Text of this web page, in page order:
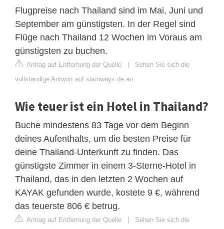
Flugpreise nach Thailand sind im Mai, Juni und
September am günstigsten. In der Regel sind
Flüge nach Thailand 12 Wochen im Voraus am
günstigsten zu buchen.
Antrag auf Entfernung der Quelle | Sehen Sie sich die
vollständige Antwort auf siamways.de an
Wie teuer ist ein Hotel in Thailand?
Buche mindestens 83 Tage vor dem Beginn
deines Aufenthalts, um die besten Preise für
deine Thailand-Unterkunft zu finden. Das
günstigste Zimmer in einem 3-Sterne-Hotel in
Thailand, das in den letzten 2 Wochen auf
KAYAK gefunden wurde, kostete 9 €, während
das teuerste 806 € betrug.
Antrag auf Entfernung der Quelle | Sehen Sie sich die